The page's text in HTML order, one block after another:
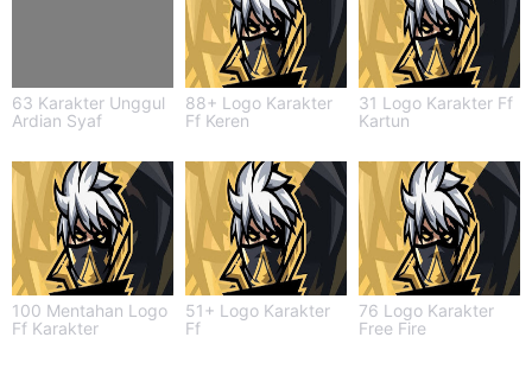
63 Karakter Unggul
Ardian Syaf
88+ Logo Karakter
Ff Keren
31 Logo Karakter Ff
Kartun
100 Mentahan Logo
Ff Karakter
51+ Logo Karakter
Ff
76 Logo Karakter
Free Fire